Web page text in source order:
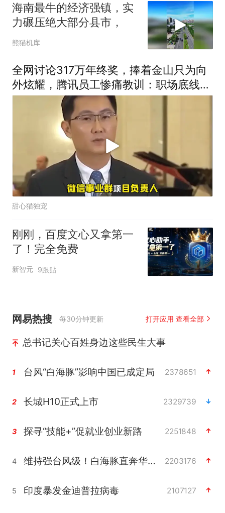
海南最牛的经济强镇，实
力碾压绝大部分县市，
熊猫机库
全网讨论317万年终奖，捧着金山只为向
外炫耀，腾讯员工惨痛教训：职场底线不
容试探
甜心猫独宠
刚刚，百度文心又拿第一
了！完全免费
新智元 9跟贴
网易热搜 每30分钟更新 打开应用 查看全部
总书记关心百姓身边这些民生大事
1 台风“白海豚”影响中国已成定局 2378651
2 长城H10正式上市 2329739
3 探寻“技能+”促就业创业新路 2251848
4 维持强台风级！白海豚直奔华东沿海 2203176
5 印度暴发金迪普拉病毒 2107127